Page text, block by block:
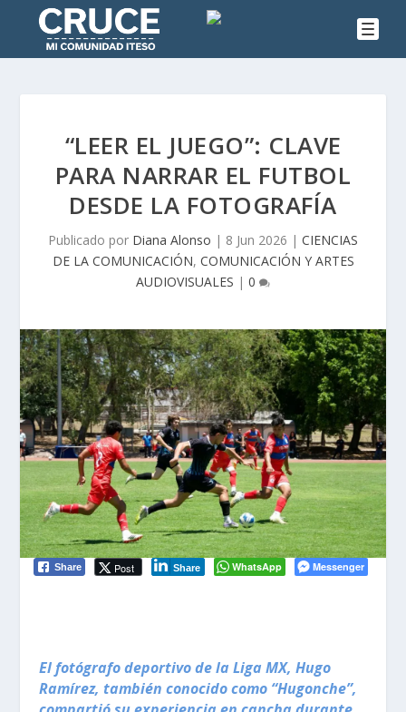
“LEER EL JUEGO”: CLAVE
PARA NARRAR EL FUTBOL
DESDE LA FOTOGRAFÍA
Publicado por Diana Alonso | 8 Jun 2026 | CIENCIAS
DE LA COMUNICACIÓN, COMUNICACIÓN Y ARTES
AUDIOVISUALES | 0
Share Post Share WhatsApp Messenger
El fotógrafo deportivo de la Liga MX, Hugo
Ramírez, también conocido como “Hugonche”,